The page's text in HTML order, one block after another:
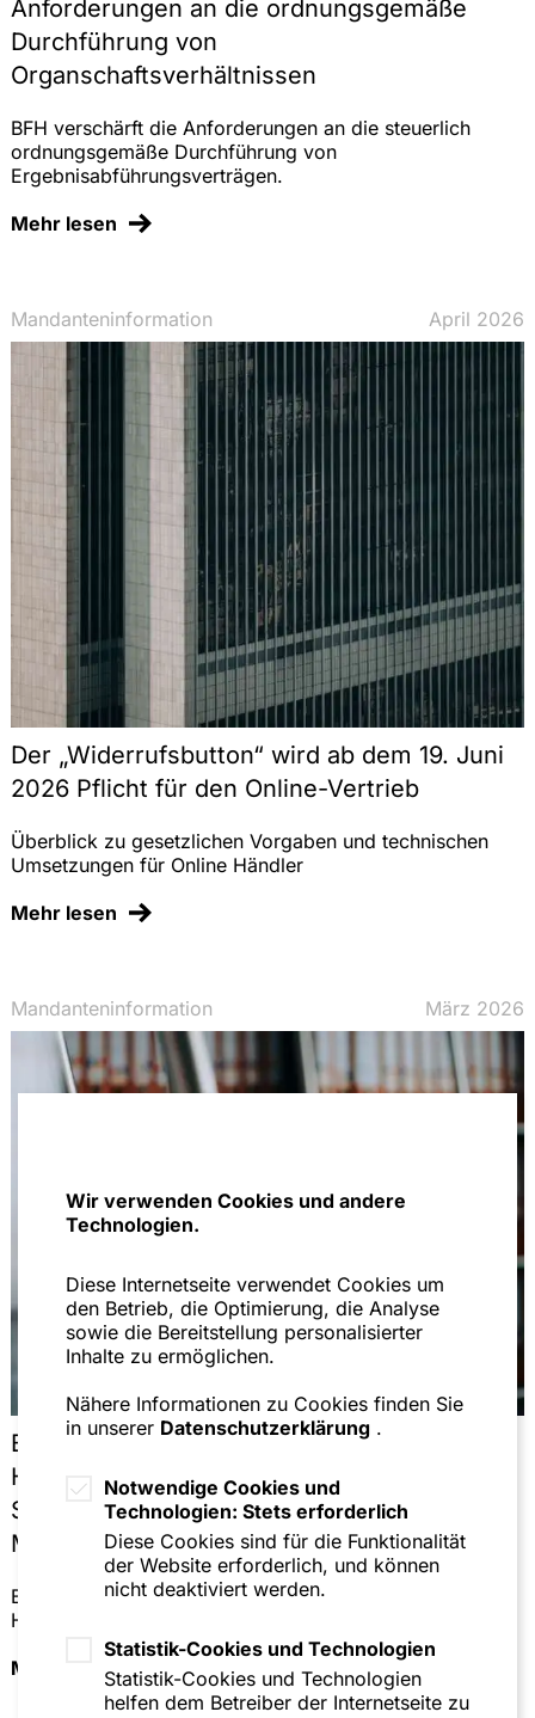
Wir verwenden Cookies und andere
Technologien.
Diese Internetseite verwendet Cookies um
den Betrieb, die Optimierung, die Analyse
sowie die Bereitstellung personalisierter
Inhalte zu ermöglichen.
Nähere Informationen zu Cookies finden Sie
in unserer Datenschutzerklärung .
Notwendige Cookies und
Technologien: Stets erforderlich
Diese Cookies sind für die Funktionalität
der Website erforderlich, und können
nicht deaktiviert werden.
Statistik-Cookies und Technologien
Statistik-Cookies und Technologien
helfen dem Betreiber der Internetseite zu
Anforderungen an die ordnungsgemäße
Durchführung von
Organschaftsverhältnissen
BFH verschärft die Anforderungen an die steuerlich
ordnungsgemäße Durchführung von
Ergebnisabführungsverträgen.
Mehr lesen
Mandanteninformation April 2026
Der „Widerrufsbutton“ wird ab dem 19. Juni
2026 Pflicht für den Online-Vertrieb
Überblick zu gesetzlichen Vorgaben und technischen
Umsetzungen für Online Händler
Mehr lesen
Mandanteninformation März 2026
BGH zur Wirksamkeit von freien
Hinauskündigungsklauseln in Leaver-
Schemes bei
Managementbeteiligungsprogrammen
BGH präzisiert die Voraussetzungen für wirksame freie
Hinauskündigungsklauseln in Leaver-Schemes.
Mehr lesen